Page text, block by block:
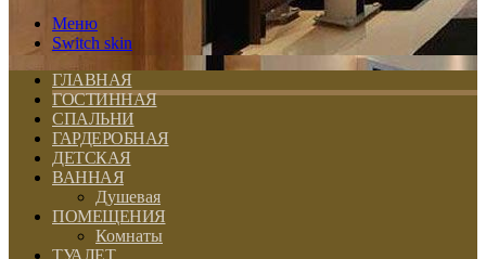
Меню
Switch skin
ГЛАВНАЯ
ГОСТИННАЯ
СПАЛЬНИ
ГАРДЕРОБНАЯ
ДЕТСКАЯ
ВАННАЯ
Душевая
ПОМЕЩЕНИЯ
Комнаты
ТУАЛЕТ